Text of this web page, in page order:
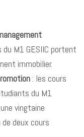
M1 GESIIC portent
immobilier.
: les cours
du M1
vingtaine
deux cours